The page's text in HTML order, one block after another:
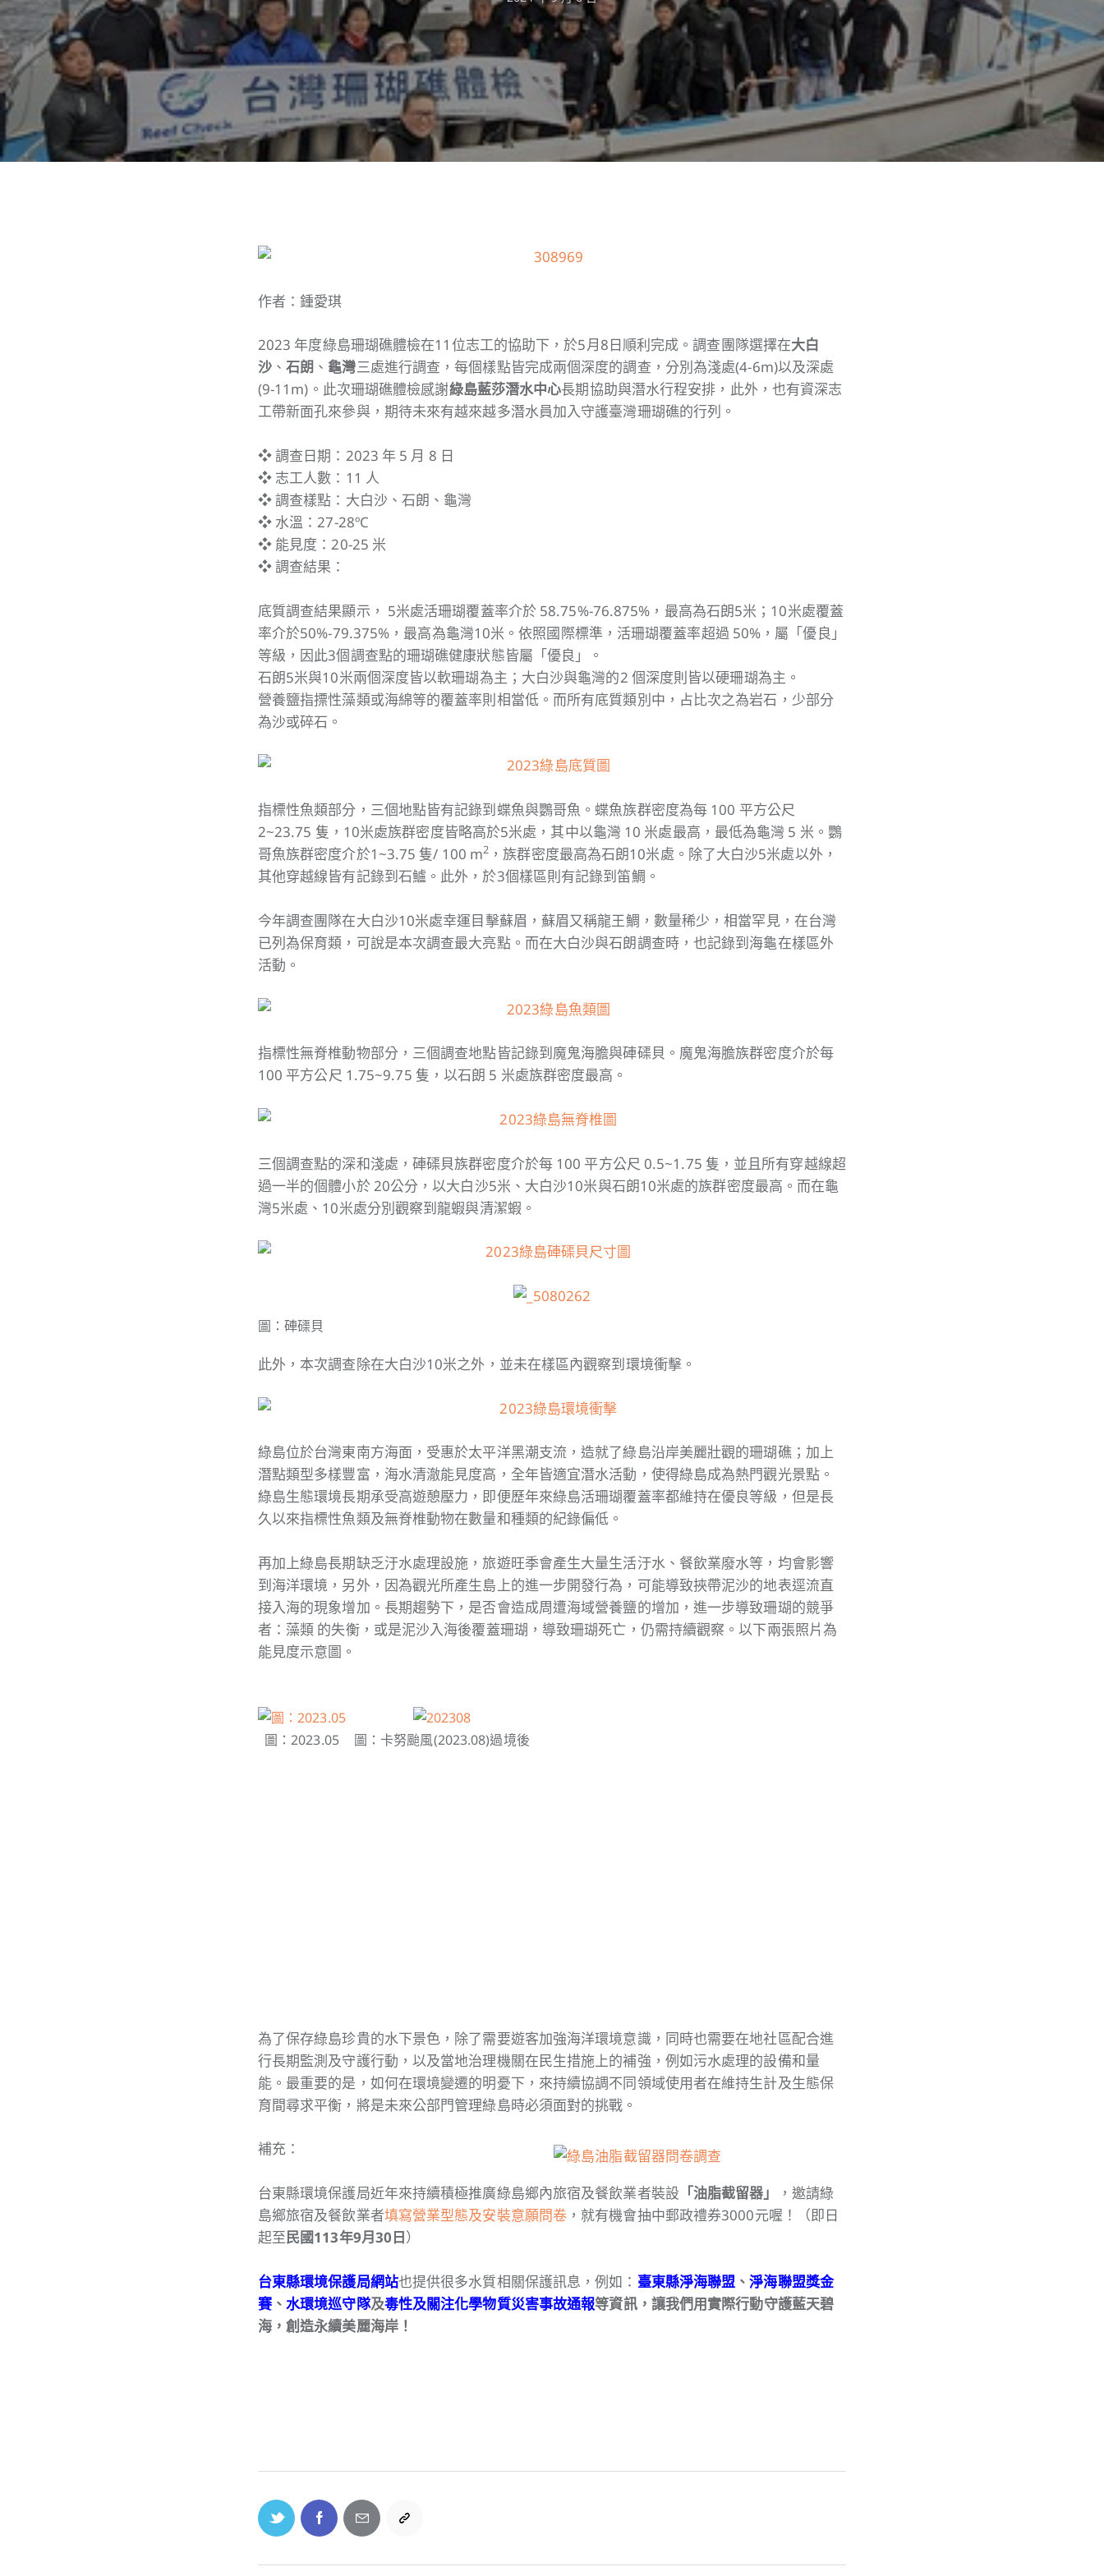
作者：鍾愛琪
2023 年度綠島珊瑚礁體檢在11位志工的協助下，於5月8日順利完成。調查團隊選擇在大白
沙、石朗 、 龜灣三處進行調查，每個樣點皆完成兩個深度的調查，分別為淺處(4-6m)以及深處
(9-11m)。此次珊瑚礁體檢感謝綠島藍莎潛水中心長期協助與潛水行程安排，此外，也有資深志
工帶新面孔來參與，期待未來有越來越多潛水員加入守護臺灣珊瑚礁的行列。
❖ 調查日期：2023 年 5 月 8 日
❖ 志工人數：11 人
❖ 調查樣點：大白沙、石朗、龜灣
❖ 水溫：27-28ºC
❖ 能見度：20-25 米
❖ 調查結果：
底質調查結果顯示， 5米處活珊瑚覆蓋率介於 58.75%-76.875%，最高為石朗5米；10米處覆蓋
率介於50%-79.375%，最高為龜灣10米。依照國際標準，活珊瑚覆蓋率超過 50%，屬「優良」
等級，因此3個調查點的珊瑚礁健康狀態皆屬「優良」。
石朗5米與10米兩個深度皆以軟珊瑚為主；大白沙與龜灣的2 個深度則皆以硬珊瑚為主。
營養鹽指摽性藻類或海綿等的覆蓋率則相當低。而所有底質類別中，占比次之為岩石，少部分
為沙或碎石。
指標性魚類部分，三個地點皆有記錄到蝶魚與鸚哥魚。蝶魚族群密度為每 100 平方公尺
2~23.75 隻，10米處族群密度皆略高於5米處，其中以龜灣 10 米處最高，最低為龜灣 5 米。鸚
哥魚族群密度介於1~3.75 隻/ 100 m2 ，族群密度最高為石朗10米處。除了大白沙5米處以外，
其他穿越線皆有記錄到石鱸。此外，於3個樣區則有記錄到笛鯛。
今年調查團隊在大白沙10米處幸運目擊蘇眉，蘇眉又稱龍王鯛，數量稀少，相當罕見，在台灣
已列為保育類，可說是本次調查最大亮點。而在大白沙與石朗調查時，也記錄到海龜在樣區外
活動。
指標性無脊椎動物部分，三個調查地點皆記錄到魔鬼海膽與硨磲貝。魔鬼海膽族群密度介於每
100 平方公尺 1.75~9.75 隻，以石朗 5 米處族群密度最高。
三個調查點的深和淺處，硨磲貝族群密度介於每 100 平方公尺 0.5~1.75 隻，並且所有穿越線超
過一半的個體小於 20公分，以大白沙5米、大白沙10米與石朗10米處的族群密度最高。而在龜
灣5米處、10米處分別觀察到龍蝦與清潔蝦。
圖：硨磲貝
此外，本次調查除在大白沙10米之外，並未在樣區內觀察到環境衝擊。
綠島位於台灣東南方海面，受惠於太平洋黑潮支流，造就了綠島沿岸美麗壯觀的珊瑚礁；加上
潛點類型多樣豐富，海水清澈能見度高，全年皆適宜潛水活動，使得綠島成為熱門觀光景點。
綠島生態環境長期承受高遊憩壓力，即便歷年來綠島活珊瑚覆蓋率都維持在優良等級，但是長
久以來指標性魚類及無脊椎動物在數量和種類的紀錄偏低。
再加上綠島長期缺乏汙水處理設施，旅遊旺季會產生大量生活汙水、餐飲業廢水等，均會影響
到海洋環境，另外，因為觀光所產生島上的進一步開發行為，可能導致挾帶泥沙的地表逕流直
接入海的現象增加。長期趨勢下，是否會造成周遭海域營養鹽的增加，進一步導致珊瑚的競爭
者：藻類 的失衡，或是泥沙入海後覆蓋珊瑚，導致珊瑚死亡，仍需持續觀察。以下兩張照片為
能見度示意圖。
圖：2023.05 圖：卡努颱風(2023.08)過境後
為了保存綠島珍貴的水下景色，除了需要遊客加強海洋環境意識，同時也需要在地社區配合進
行長期監測及守護行動，以及當地治理機關在民生措施上的補強，例如污水處理的設備和量
能。最重要的是，如何在環境變遷的明憂下，來持續協調不同領域使用者在維持生計及生態保
育間尋求平衡，將是未來公部門管理綠島時必須面對的挑戰。
補充：
台東縣環境保護局近年來持續積極推廣綠島鄉內旅宿及餐飲業者裝設 「油脂截留器」
，邀請綠
島鄉旅宿及餐飲業者填寫營業型態及安裝意願問卷 ，就有機會抽中郵政禮券3000元喔！（即日
起至民國113年9月30日）
台東縣環境保護局網站也提供很多水質相關保護訊息，例如： 臺東縣淨海聯盟 、淨海聯盟獎金
賽、水環境巡守隊及毒性及關注化學物質災害事故通報等資訊，讓我們用實際行動守護藍天碧
海，創造永續美麗海岸！